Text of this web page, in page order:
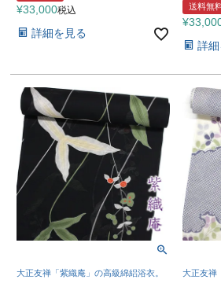
¥33,000税込
詳細を見る
送料無
¥
詳
大正友禅「紫織庵」の高級綿絽浴衣。 大正友禅